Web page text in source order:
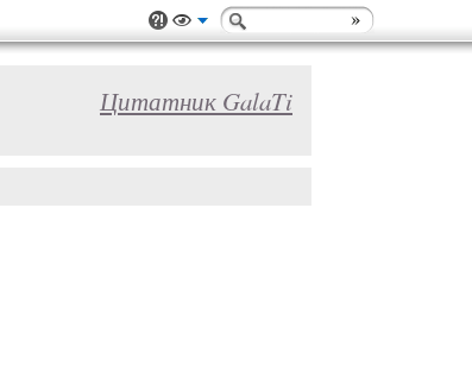
Цитатник GalaTi